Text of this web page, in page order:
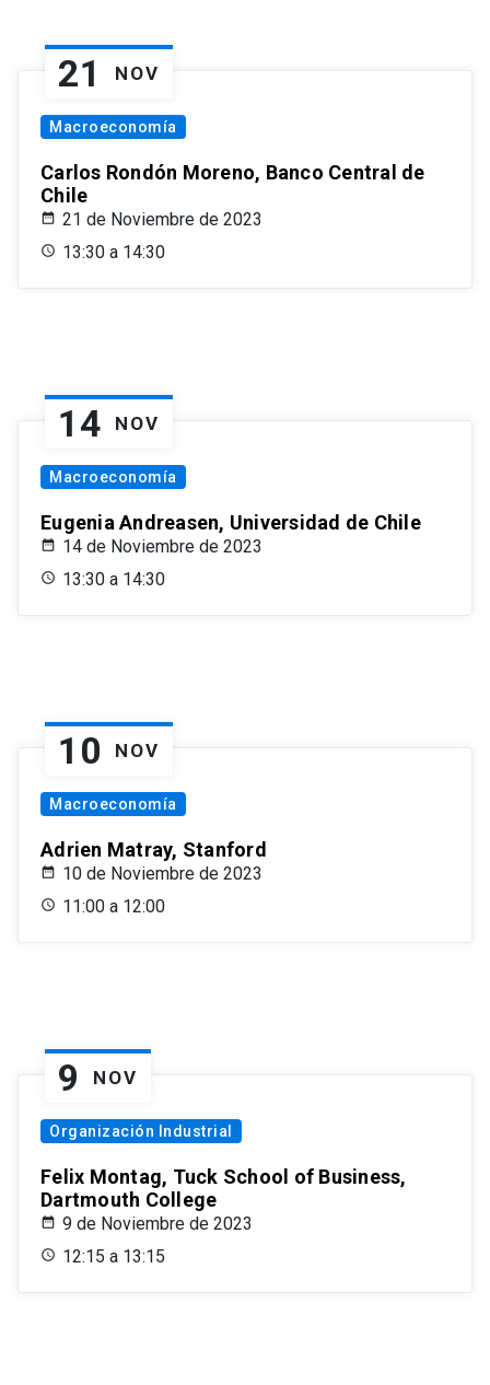
21 NOV
Macroeconomía
Carlos Rondón Moreno, Banco Central de
Chile
21 de Noviembre de 2023
13:30 a 14:30
14 NOV
Macroeconomía
Eugenia Andreasen, Universidad de Chile
14 de Noviembre de 2023
13:30 a 14:30
10 NOV
Macroeconomía
Adrien Matray, Stanford
10 de Noviembre de 2023
11:00 a 12:00
9 NOV
Organización Industrial
Felix Montag, Tuck School of Business,
Dartmouth College
9 de Noviembre de 2023
12:15 a 13:15